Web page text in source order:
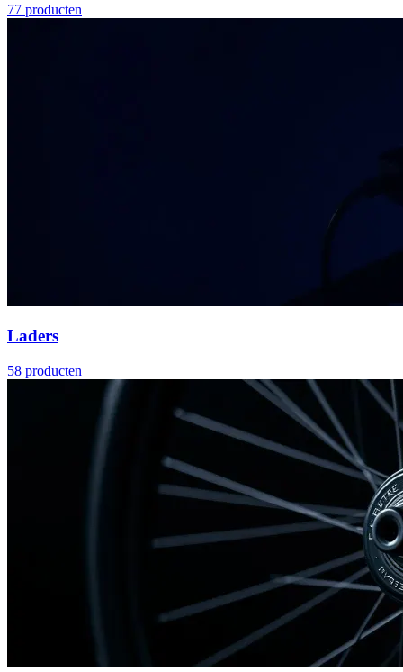
77 producten
Laders
58 producten